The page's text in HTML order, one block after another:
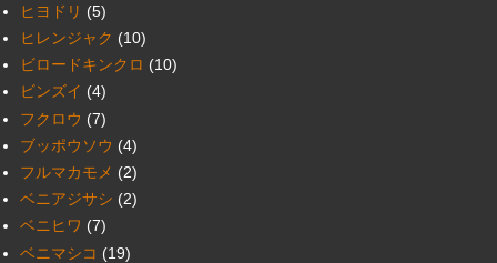
ヒヨドリ (5)
ヒレンジャク (10)
ビロードキンクロ (10)
ビンズイ (4)
フクロウ (7)
ブッポウソウ (4)
フルマカモメ (2)
ベニアジサシ (2)
ベニヒワ (7)
ベニマシコ (19)